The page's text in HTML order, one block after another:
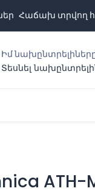
Հաճախ տրվող
Իմ
Տեսնել
ATH-